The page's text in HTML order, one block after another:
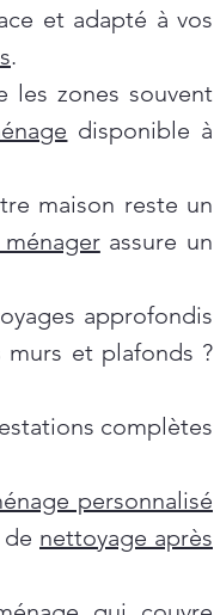
et adapté à vos
.
les zones souvent
disponible à
maison reste un
assure un
approfondis
et plafonds ?
complètes
personnalisé
nettoyage après